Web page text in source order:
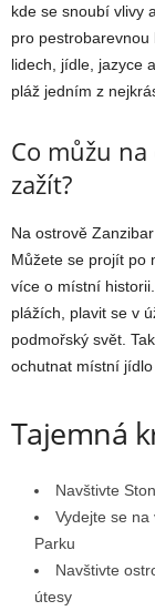
kde se snoubí vlivy
pro pestrobarevnou
lidech, jídle, jazyce
pláž jedním z
Co můžu
zažít?
Na ostrově
Můžete se projít po
více o místní
plážích, plavit se v
podmořský svět.
ochutnat místní
Tajemná
Navštivte
Vydejte se
Parku
Navštivte
útesy